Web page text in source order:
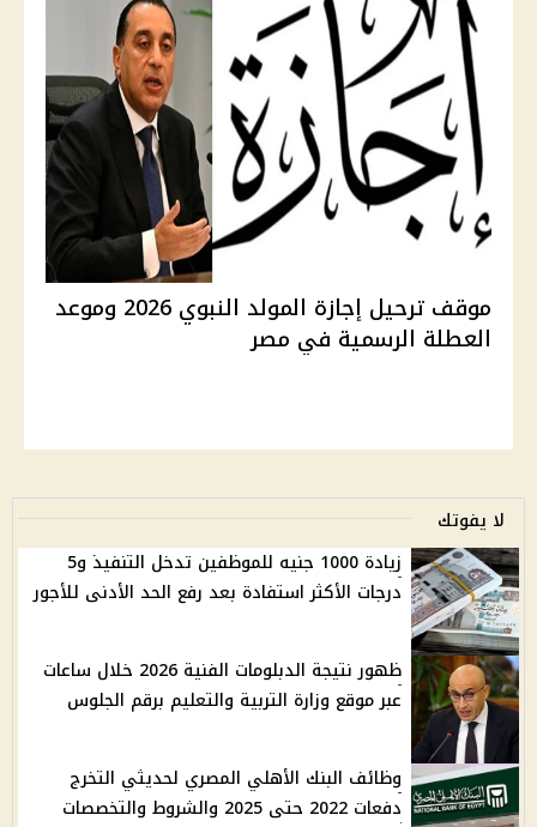
موقف ترحيل إجازة المولد النبوي 2026 وموعد
العطلة الرسمية في مصر
لا يفوتك
زيادة 1000 جنيه للموظفين تدخل التنفيذ و5
درجات الأكثر استفادة بعد رفع الحد الأدنى للأجور
ظهور نتيجة الدبلومات الفنية 2026 خلال ساعات
عبر موقع وزارة التربية والتعليم برقم الجلوس
وظائف البنك الأهلي المصري لحديثي التخرج
دفعات 2022 حتى 2025 والشروط والتخصصات